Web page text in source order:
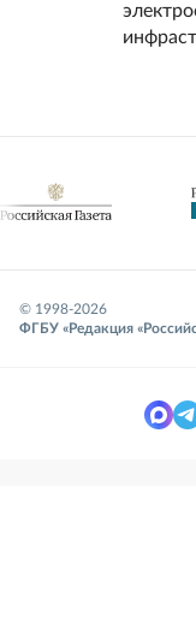
© 1998-2026
ФГБУ «Редакция